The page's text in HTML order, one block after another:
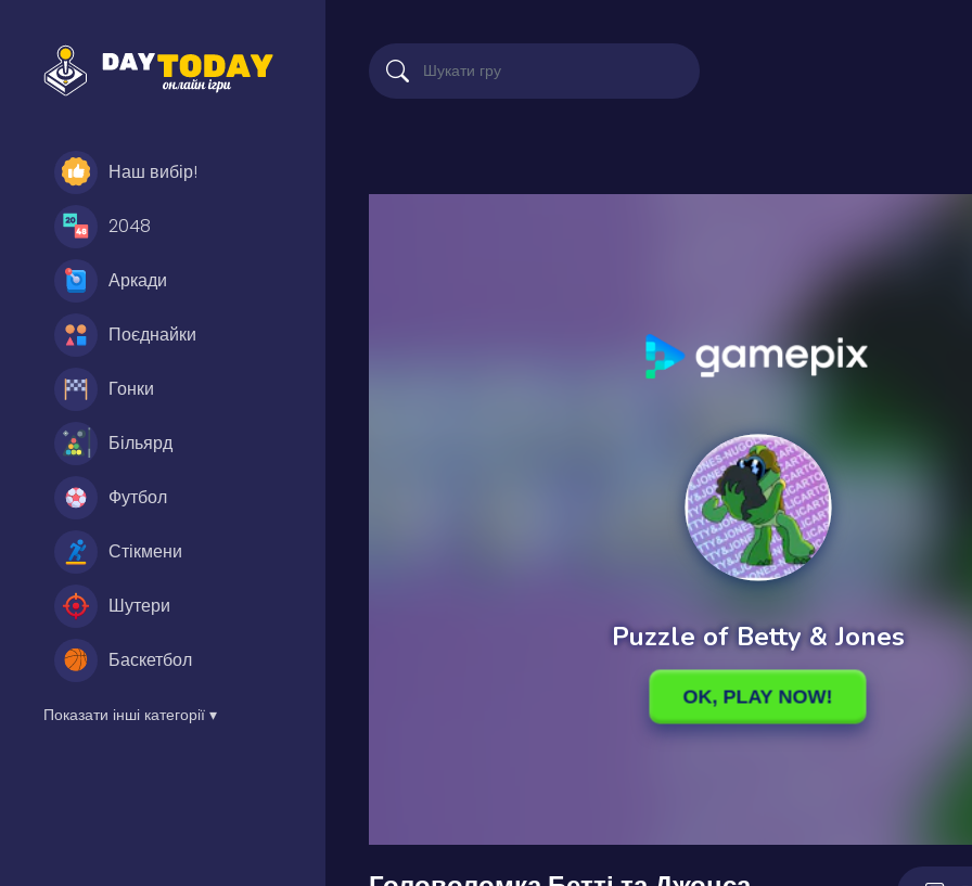
Наш вибір!
2048
Аркади
Поєднайки
Гонки
Більярд
Футбол
Стікмени
Шутери
Баскетбол
Показати інші категорії ▾